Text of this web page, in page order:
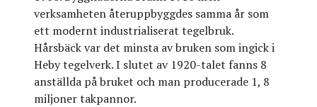
verksamheten återuppbyggdes samma år som
ett modernt industrialiserat tegelbruk.
Hårsbäck var det minsta av bruken som ingick i
Heby tegelverk. I slutet av 1920-talet fanns 8
anställda på bruket och man producerade 1, 8
miljoner takpannor.